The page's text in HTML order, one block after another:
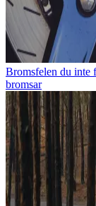
Bromsfelen du inte
bromsar